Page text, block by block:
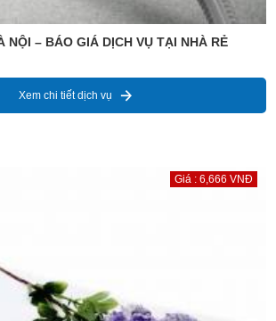
NỘI – BÁO GIÁ DỊCH VỤ TẠI NHÀ RẺ
Xem chi tiết dịch vụ
Giá : 6,666 VNĐ